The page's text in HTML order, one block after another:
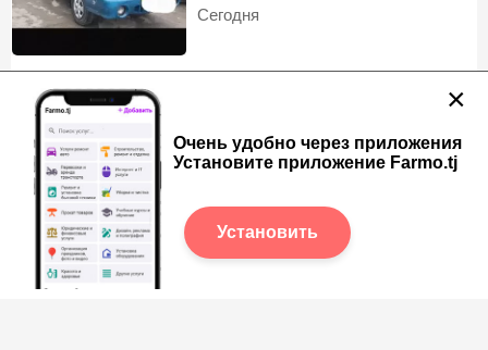
×
Очень удобно через приложения
Установите приложение Farmo.tj
Установить
Сегодня
Услуги Грузоперевозки
цена договорная
Шахринав
Сегодня